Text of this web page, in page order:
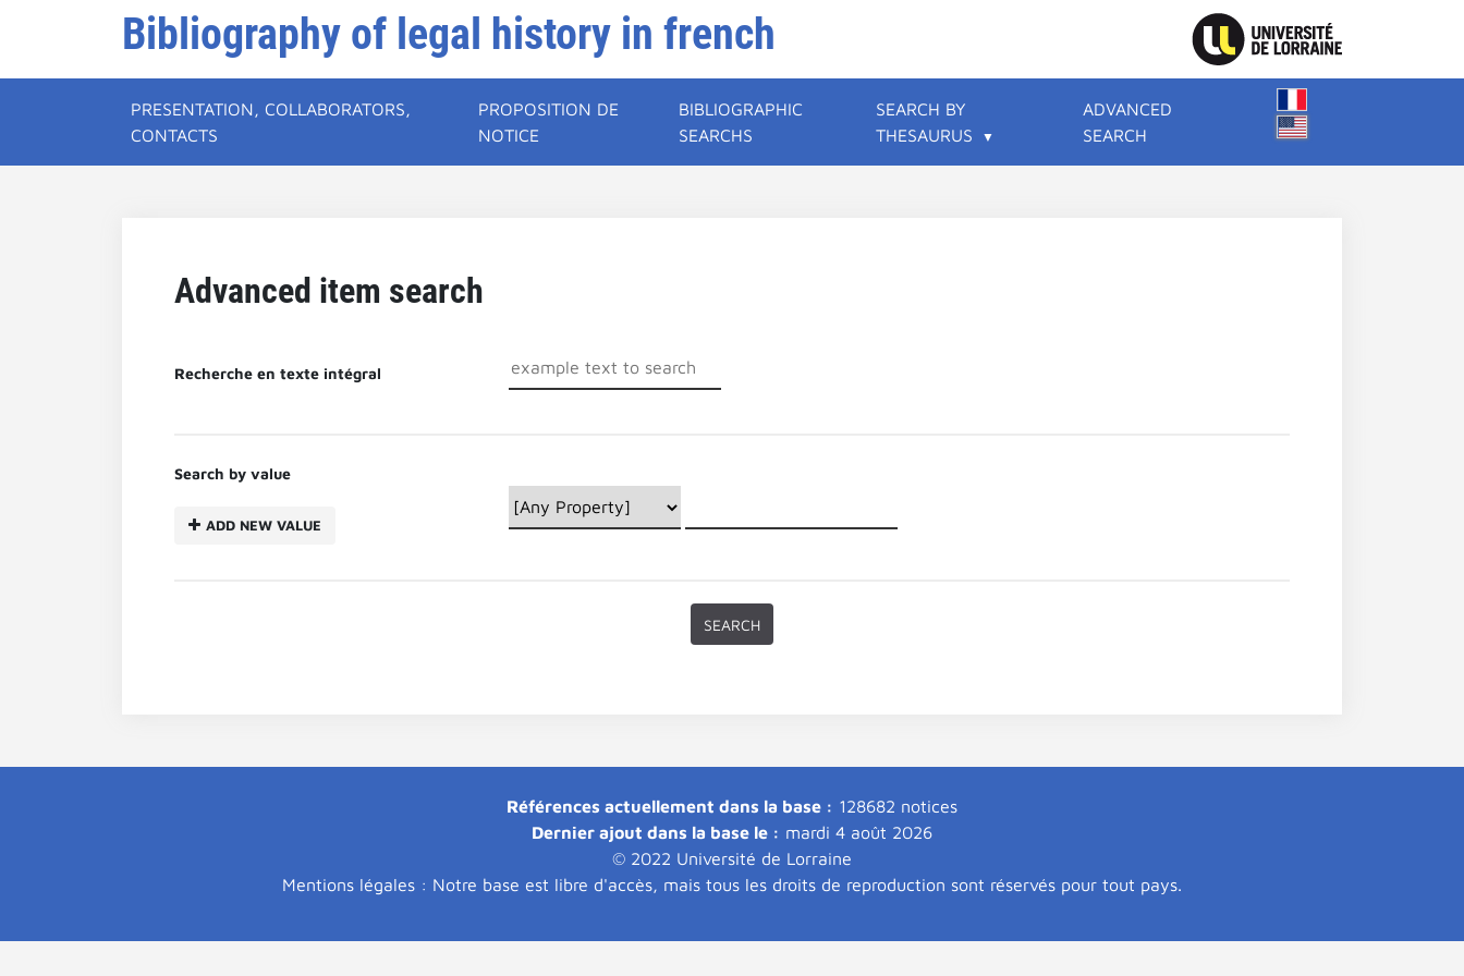
Bibliography of legal history in french
PRESENTATION, COLLABORATORS,
CONTACTS
PROPOSITION DE
NOTICE
BIBLIOGRAPHIC
SEARCHS
SEARCH BY
THESAURUS
ADVANCED
SEARCH
Advanced item search
Recherche en texte intégral
Search by value
ADD NEW VALUE
Références actuellement dans la base : 128682 notices
Dernier ajout dans la base le : mardi 4 août 2026
© 2022 Université de Lorraine
Mentions légales : Notre base est libre d'accès, mais tous les droits de reproduction sont réservés pour tout pays.